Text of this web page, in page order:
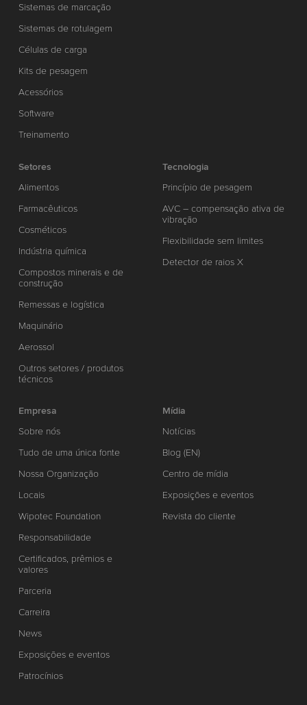
Sistemas de marcação
Sistemas de rotulagem
Células de carga
Kits de pesagem
Acessórios
Software
Treinamento
Setores
Alimentos
Farmacêuticos
Cosméticos
Indústria química
Compostos minerais e de
construção
Remessas e logística
Maquinário
Aerossol
Outros setores / produtos
técnicos
Tecnologia
Princípio de pesagem
AVC – compensação ativa de
vibração
Flexibilidade sem limites
Detector de raios X
Empresa
Sobre nós
Tudo de uma única fonte
Nossa Organização
Locais
Wipotec Foundation
Responsabilidade
Certificados, prêmios e
valores
Parceria
Carreira
News
Exposições e eventos
Patrocínios
Mídia
Notícias
Blog (EN)
Centro de mídia
Exposições e eventos
Revista do cliente